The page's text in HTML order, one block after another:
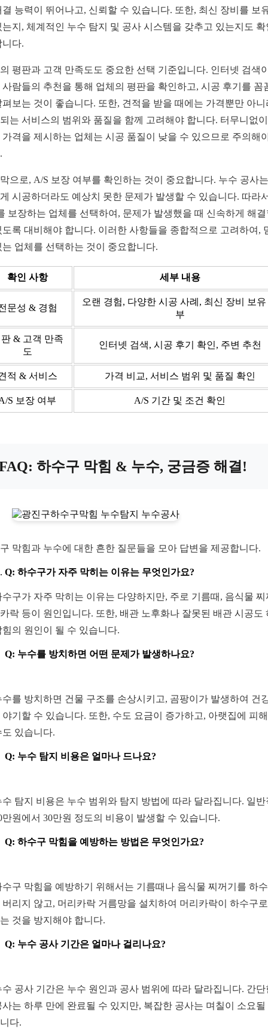
결 능력이 뛰어나고, 신뢰할 수 있습니다. 또한, 최신 장비를 보
는지, 체계적인 누수 탐지 및 공사 시스템을 갖추고 있는지도 확
니다.
평판과 고객 만족도도 중요한 선택 기준입니다. 인터넷 검색
사람들의 추천을 통해 업체의 평판을 확인하고, 시공 후기를 꼼
펴보는 것이 좋습니다. 또한, 견적을 받을 때에는 가격뿐만 아니
는 서비스의 범위와 품질을 함께 고려해야 합니다. 터무니없
가격을 제시하는 업체는 시공 품질이 낮을 수 있으므로 주의해
으로, A/S 보장 여부를 확인하는 것이 중요합니다. 누수 공사
시공하더라도 예상치 못한 문제가 발생할 수 있습니다. 따라
보장하는 업체를 선택하여, 문제가 발생했을 때 신속하게 해결
도록 대비해야 합니다. 이러한 사항들을 종합적으로 고려하여,
는 업체를 선택하는 것이 중요합니다.
확인 사항 세부 내용
문성 & 경험
오랜 경험, 다양한 시공 사례, 최신 장비 보유
부
& 고객 만족
도
인터넷 검색, 시공 후기 확인, 주변 추천
적 & 서비스 가격 비교, 서비스 범위 및 품질 확인
S 보장 여부 A/S 기간 및 조건 확인
하수구 막힘 & 누수, 궁금증 해결!
막힘과 누수에 대한 흔한 질문들을 모아 답변을 제공합니다.
Q: 하수구가 자주 막히는 이유는 무엇인가요?
구가 자주 막히는 이유는 다양하지만, 주로 기름때, 음식물 찌
락 등이 원인입니다. 또한, 배관 노후화나 잘못된 배관 시공도
힘의 원인이 될 수 있습니다.
Q: 누수를 방치하면 어떤 문제가 발생하나요?
수를 방치하면 건물 구조를 손상시키고, 곰팡이가 발생하여 건
야기할 수 있습니다. 또한, 수도 요금이 증가하고, 아랫집에 피
도 있습니다.
Q: 누수 탐지 비용은 얼마나 드나요?
수 탐지 비용은 누수 범위와 탐지 방법에 따라 달라집니다. 일반
만원에서 30만원 정도의 비용이 발생할 수 있습니다.
Q: 하수구 막힘을 예방하는 방법은 무엇인가요?
수구 막힘을 예방하기 위해서는 기름때나 음식물 찌꺼기를 하
버리지 않고, 머리카락 거름망을 설치하여 머리카락이 하수구
것을 방지해야 합니다.
Q: 누수 공사 기간은 얼마나 걸리나요?
공사 기간은 누수 원인과 공사 범위에 따라 달라집니다. 간단
사는 하루 만에 완료될 수 있지만, 복잡한 공사는 며칠이 소요될
다.